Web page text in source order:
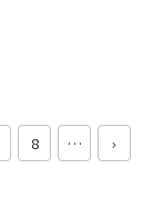
8 … ›